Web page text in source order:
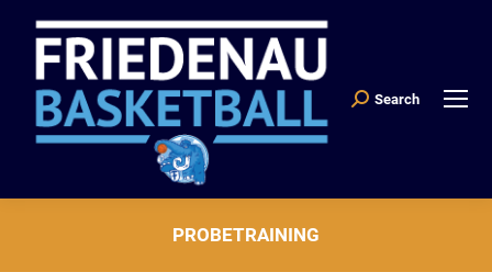
Search:
Search
PROBETRAINING